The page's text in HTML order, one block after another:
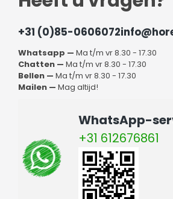
+31 (0)85-0606072
Whatsapp — Ma t/m vr 8.30 - 17.30
Chatten — Ma t/m vr 8.30 - 17.30
Bellen — Ma t/m vr 8.30 - 17.30
Mailen — Mag altijd!
WhatsApp-
+31 612676861